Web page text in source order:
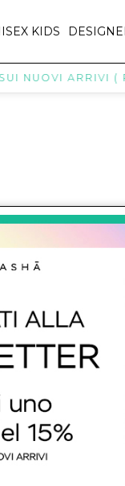
KIDS
NUOVI ARRIVI (
L'azienda
Contatti
Pagamenti
Spedizione